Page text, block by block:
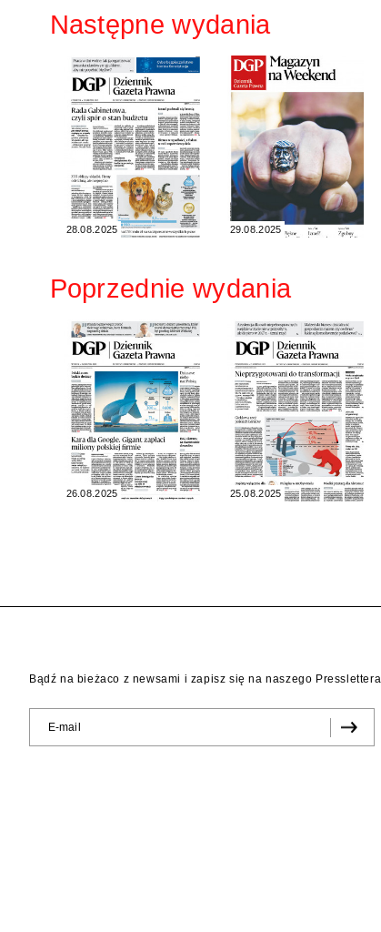
Następne wydania
28.08.2025 29.08.2025
Poprzednie wydania
26.08.2025 25.08.2025
Bądź na bieżaco z newsami i zapisz się na naszego Presslettera